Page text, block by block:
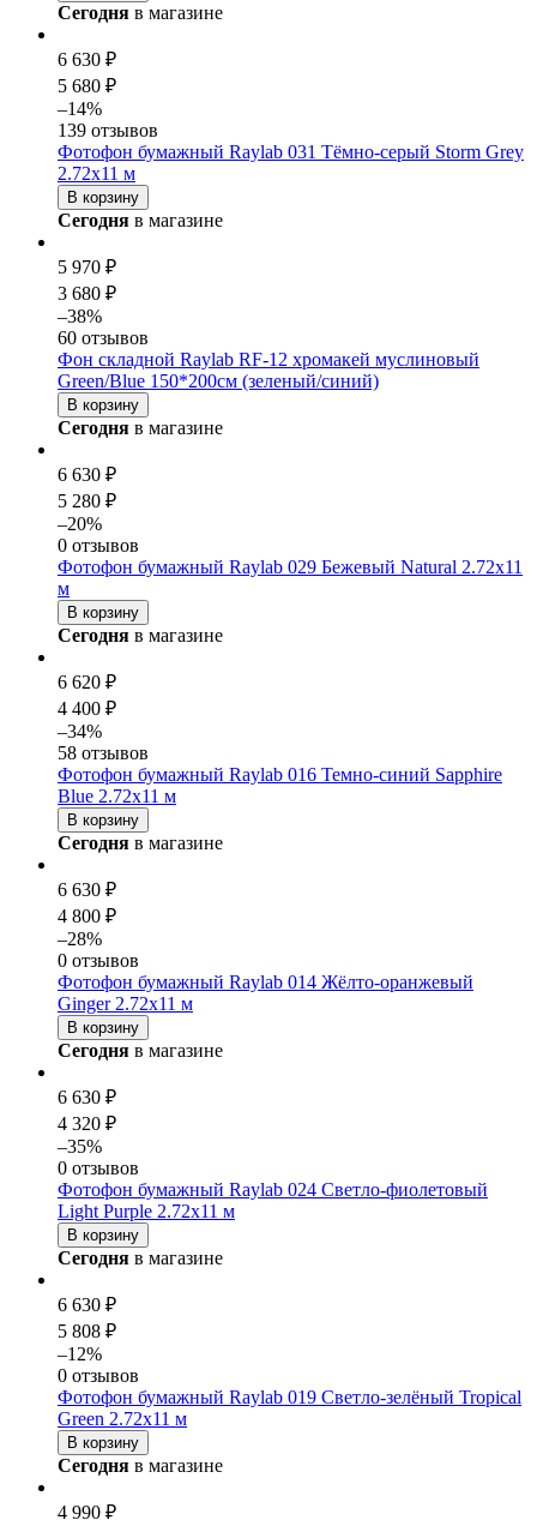
Сегодня в магазине
6 630 ₽
5 680 ₽
–14%
139 отзывов
Фотофон бумажный Raylab 031 Тёмно-серый Storm Grey
2.72x11 м
В корзину
Сегодня в магазине
5 970 ₽
3 680 ₽
–38%
60 отзывов
Фон складной Raylab RF-12 хромакей муслиновый
Green/Blue 150*200см (зеленый/синий)
В корзину
Сегодня в магазине
6 630 ₽
5 280 ₽
–20%
0 отзывов
Фотофон бумажный Raylab 029 Бежевый Natural 2.72x11
м
В корзину
Сегодня в магазине
6 620 ₽
4 400 ₽
–34%
58 отзывов
Фотофон бумажный Raylab 016 Темно-синий Sapphire
Blue 2.72x11 м
В корзину
Сегодня в магазине
6 630 ₽
4 800 ₽
–28%
0 отзывов
Фотофон бумажный Raylab 014 Жёлто-оранжевый
Ginger 2.72x11 м
В корзину
Сегодня в магазине
6 630 ₽
4 320 ₽
–35%
0 отзывов
Фотофон бумажный Raylab 024 Светло-фиолетовый
Light Purple 2.72x11 м
В корзину
Сегодня в магазине
6 630 ₽
5 808 ₽
–12%
0 отзывов
Фотофон бумажный Raylab 019 Светло-зелёный Tropical
Green 2.72x11 м
В корзину
Сегодня в магазине
4 990 ₽